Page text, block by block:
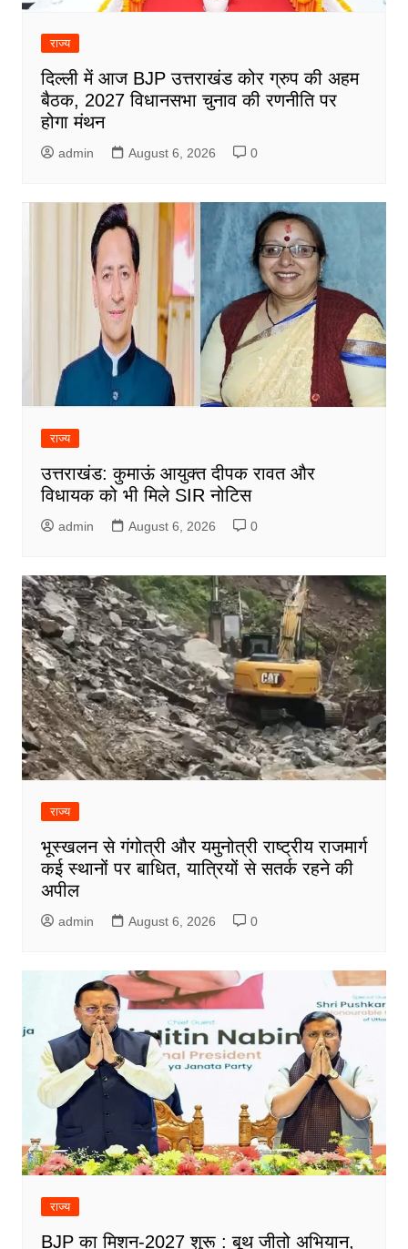
राज्य
दिल्ली में आज BJP उत्तराखंड कोर ग्रुप की अहम
बैठक, 2027 विधानसभा चुनाव की रणनीति पर
होगा मंथन
admin August 6, 2026 0
राज्य
उत्तराखंड: कुमाऊं आयुक्त दीपक रावत और
विधायक को भी मिले SIR नोटिस
admin August 6, 2026 0
राज्य
भूस्खलन से गंगोत्री और यमुनोत्री राष्ट्रीय राजमार्ग
कई स्थानों पर बाधित, यात्रियों से सतर्क रहने की
अपील
admin August 6, 2026 0
राज्य
BJP का मिशन-2027 शुरू : बूथ जीतो अभियान,